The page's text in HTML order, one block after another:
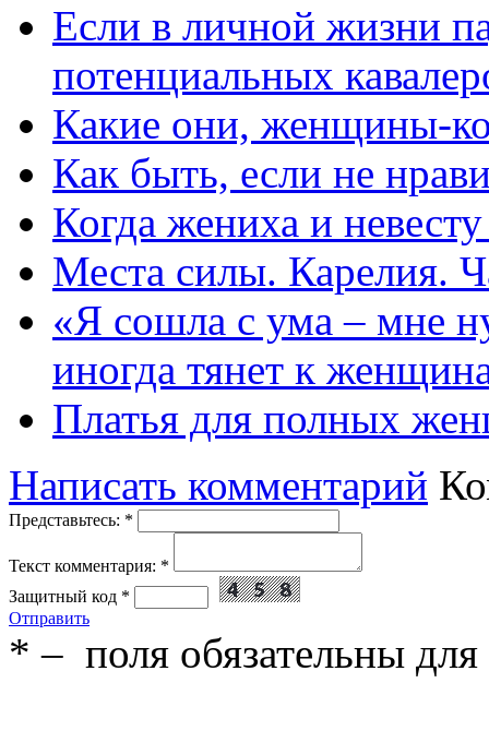
Если в личной жизни
потенциальных
Какие они, женщины-
Как быть, если не
Когда жениха и
Места силы. Карелия.
«Я сошла с ума – мне
иногда тянет к
Платья для полных
Написать комментарий
Представьтесь: *
Текст комментария: *
Защитный код *
Отправить
* – поля обязательны для